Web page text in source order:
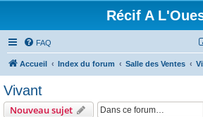
Récif A
FAQ
Accueil Index du forum Salle des Ventes
Vivant
Nouveau sujet